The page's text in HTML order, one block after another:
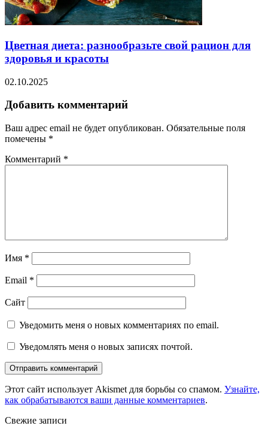
Цветная диета: разнообразьте свой рацион для
здоровья и красоты
02.10.2025
Добавить комментарий
Ваш адрес email не будет опубликован. Обязательные поля
помечены *
Комментарий *
Имя *
Email *
Сайт
Уведомить меня о новых комментариях по email.
Уведомлять меня о новых записях почтой.
Этот сайт использует Akismet для борьбы со спамом. Узнайте,
как обрабатываются ваши данные комментариев.
Свежие записи